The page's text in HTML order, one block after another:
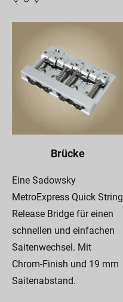
Brücke
Eine Sadowsky
MetroExpress Quick String
Release Bridge für einen
schnellen und einfachen
Saitenwechsel. Mit
Chrom-Finish und 19 mm
Saitenabstand.